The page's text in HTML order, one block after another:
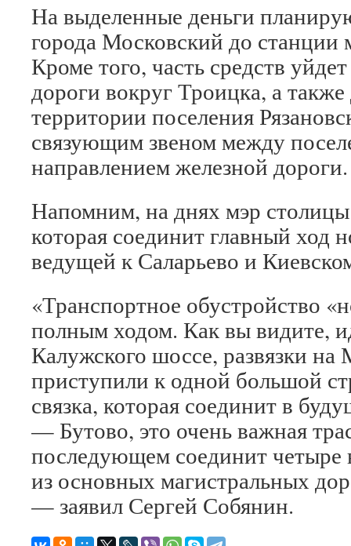
На выделенные деньги
города Московский до станции
Кроме того, часть средств
дороги вокруг Троицка, а
территории поселения
связующим звеном между
направлением железной дороги.
Напомним, на днях мэр столицы
которая соединит главный ход
ведущей к Саларьево и
«Транспортное обустройство
полным ходом. Как вы видите,
Калужского шоссе, развязки
приступили к одной большой
связка, которая соединит в
— Бутово, это очень важная
последующем соединит четыре
из основных магистральных
— заявил Сергей Собянин.